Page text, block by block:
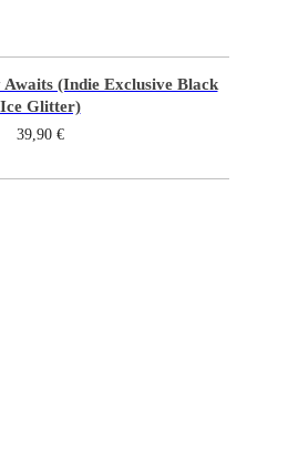
(Indie Exclusive Black
Ice Glitter)
39,90 €